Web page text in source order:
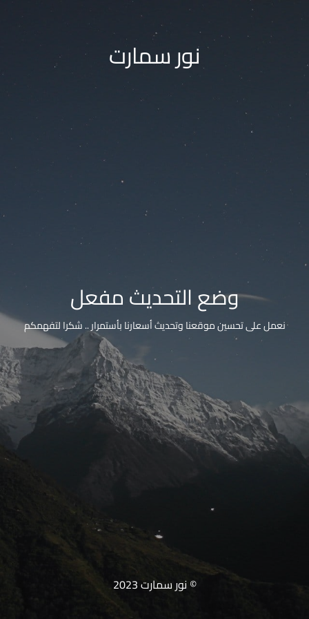
نور سمارت
وضع التحديث مفعل
نعمل على تحسين موقعنا وتحديث أسعارنا بأستمرار .. شكرا لتفهمكم
© نور سمارت 2023